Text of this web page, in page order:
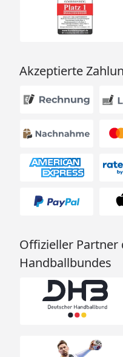
Akzeptierte
Offizieller Partner
Handballbundes